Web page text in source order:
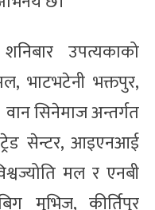
उपत्यकाको
भाटभटेनी भक्तपुर,
सिनेमाज अन्तर्गत
सेन्टर, आइएनआई
मल र एनबी
मुभिज, कीर्तिपुर